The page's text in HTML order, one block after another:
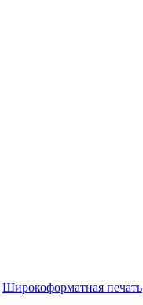
Широкоформатная печать